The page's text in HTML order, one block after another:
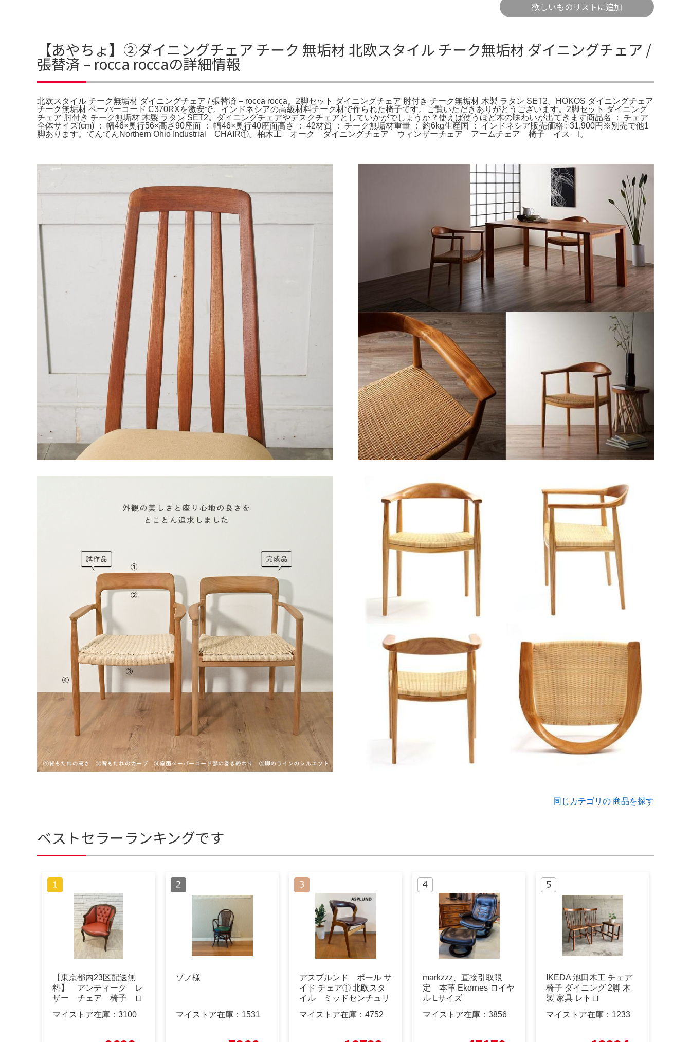
欲しいものリストに追加
【あやちょ】②ダイニングチェア チーク 無垢材 北欧スタイル チーク無垢材 ダイニングチェア /
張替済 – rocca roccaの詳細情報
北欧スタイル チーク無垢材 ダイニングチェア / 張替済 – rocca rocca。2脚セット ダイニングチェア 肘付き チーク無垢材 木製 ラタン SET2。HOKOS ダイニングチェア
チーク無垢材 ペーパーコード C370RXを激安で。インドネシアの高級材料チーク材で作られた椅子です。ご覧いただきありがとうございます。2脚セット ダイニング
チェア 肘付き チーク無垢材 木製 ラタン SET2。ダイニングチェアやデスクチェアとしていかがでしょうか？使えば使うほど木の味わいが出てきます商品名 ： チェア
全体サイズ(cm) ： 幅46×奥行56×高さ90座面 ： 幅46×奥行40座面高さ ： 42材質 ： チーク無垢材重量 ： 約6kg生産国 ： インドネシア販売価格 : 31,900円※別売で他1
脚あります。てんてんNorthern Ohio Industrial CHAIR①。柏木工 オーク ダイニングチェア ウィンザーチェア アームチェア 椅子 イス I。
同じカテゴリの 商品を探す
ベストセラーランキングです
【東京都内23区配送無
料】 アンティーク レ
ザー チェア 椅子 ロ
ココ イタリア
マイストア在庫： 3100
ゾノ様
マイストア在庫： 1531
アスプルンド ポール サ
イド チェア① 北欧スタ
イル ミッドセンチュリ
マイストア在庫： 4752
markzzz、直接引取限
定 本革 Ekornes ロイヤ
ル Lサイズ
マイストア在庫： 3856
IKEDA 池田木工 チェア
椅子 ダイニング 2脚 木
製 家具 レトロ
マイストア在庫： 1233